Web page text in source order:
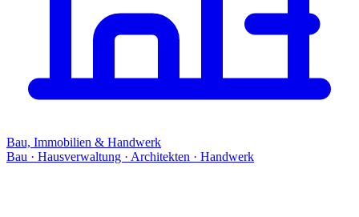
Bau, Immobilien & Handwerk
Bau · Hausverwaltung · Architekten · Handwerk